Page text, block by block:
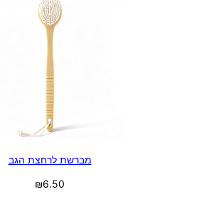
מברשת לרחצת הגב
₪6.50